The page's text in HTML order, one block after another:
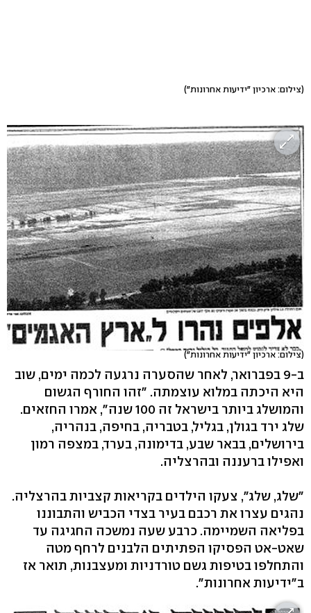
(צילום: ארכיון "ידיעות אחרונות")
(צילום: ארכיון "ידיעות אחרונות")
ב-9 בפברואר, לאחר שהסערה נרגעה לכמה ימים, שוב
היא היכתה במלוא עוצמתה. "זהו החורף הגשום
והמושלג ביותר בישראל זה 100 שנה", אמרו החזאים.
שלג ירד בגולן, בגליל, בטבריה, בחיפה, בנהריה,
בירושלים, בבאר שבע, בדימונה, בערד, במצפה רמון
ואפילו ברעננה ובהרצליה.
"שלג, שלג", צעקו הילדים בקריאות קצביות בהרצליה.
נהגים עצרו את רכבם בעיר בצדי הכביש והתבוננו
בפליאה השמיימה. כרבע שעה נמשכה החגיגה עד
שאט-אט הפסיקו הפתיתים הלבנים לרחף מטה
והתחלפו בטיפות גשם טורדניות ומעצבנות, תואר אז
ב"ידיעות אחרונות".